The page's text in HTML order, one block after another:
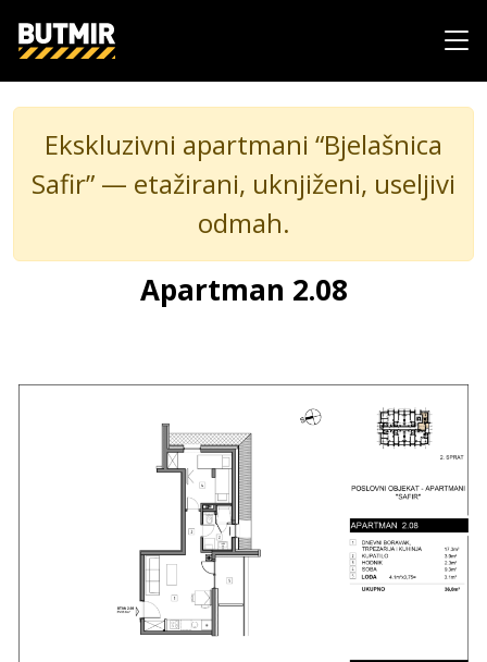
Ekskluzivni apartmani “Bjelašnica
Safir” — etažirani, uknjiženi, useljivi
odmah.
Apartman 2.08